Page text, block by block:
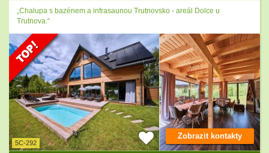
„Chalupa s bazénem a infrasaunou Trutnovsko - areál Dolce u
Trutnova.“
5C-292
Zobrazit kontakty